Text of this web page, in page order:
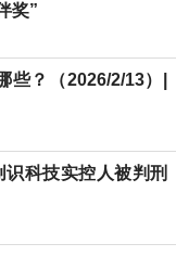
奖”
？（2026/2/13）|
科技实控人被判刑